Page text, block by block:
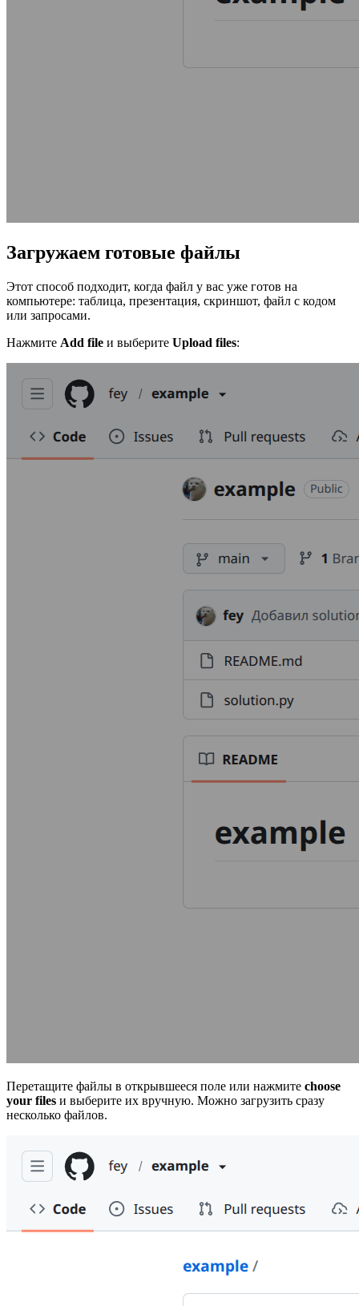
Загружаем готовые файлы
Этот способ подходит, когда файл у вас уже готов на
компьютере: таблица, презентация, скриншот, файл с кодом
или запросами.
Нажмите Add file и выберите Upload files:
Перетащите файлы в открывшееся поле или нажмите choose
your files и выберите их вручную. Можно загрузить сразу
несколько файлов.